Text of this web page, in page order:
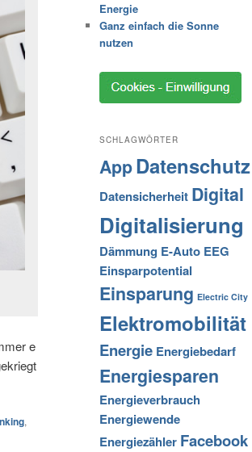
e
,
Energie
Ganz einfach die Sonne
nutzen
SCHLAGWÖRTER
AppDatenschutz
Datensicherheit Digital
Digitalisierung
Dämmung E-Auto EEG
Einsparpotential
Einsparung Electric City
Elektromobilität
Energie Energiebedarf
Energiesparen
Energieverbrauch
Energiewende
Energiezähler Facebook